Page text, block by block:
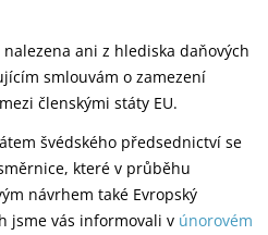
ani z hlediska daňových
smlouvám o zamezení
členskými státy EU.
švédského předsednictví se
které v průběhu
návrhem také Evropský
jsme vás informovali v únorovém